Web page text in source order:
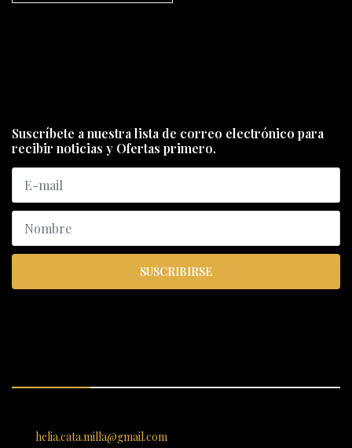
Suscríbete a nuestra lista de correo electrónico para
recibir noticias y Ofertas primero.
SUSCRIBIRSE
helia.cata.milla@gmail.com